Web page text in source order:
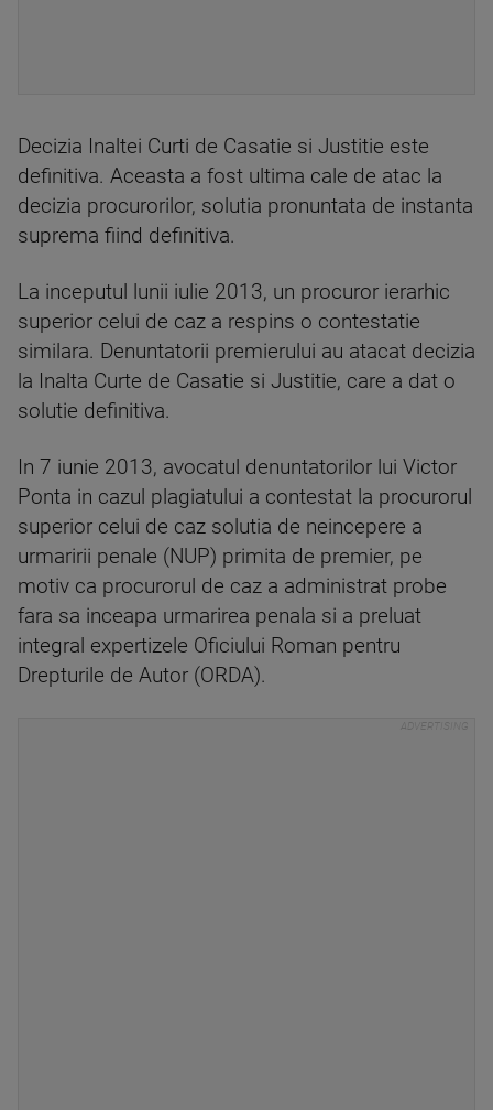
Decizia Inaltei Curti de Casatie si Justitie este
definitiva. Aceasta a fost ultima cale de atac la
decizia procurorilor, solutia pronuntata de instanta
suprema fiind definitiva.
La inceputul lunii iulie 2013, un procuror ierarhic
superior celui de caz a respins o contestatie
similara. Denuntatorii premierului au atacat decizia
la Inalta Curte de Casatie si Justitie, care a dat o
solutie definitiva.
In 7 iunie 2013, avocatul denuntatorilor lui Victor
Ponta in cazul plagiatului a contestat la procurorul
superior celui de caz solutia de neincepere a
urmaririi penale (NUP) primita de premier, pe
motiv ca procurorul de caz a administrat probe
fara sa inceapa urmarirea penala si a preluat
integral expertizele Oficiului Roman pentru
Drepturile de Autor (ORDA).